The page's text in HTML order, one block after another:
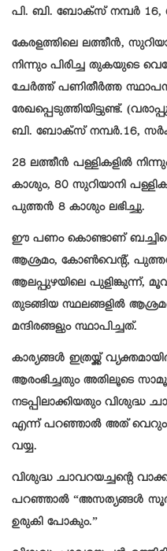
പി. ബി. ബോക്സ് നമ്പർ
കേരളത്തിലെ ലത്തീൻ,
നിന്നും പിരിച്ച തുകയുടെ
ചേർത്ത് പണിതീർത്ത
രേഖപ്പെടുത്തിയിട്ടുണ്ട്.
ബി. ബോക്സ് നമ്പർ.16,
28 ലത്തീൻ പള്ളികളിൽ
കാശും, 80 സുറിയാനി
പുത്തൻ 8 കാശും ലഭിച്ചു.
ഈ പണം കൊണ്ടാണ്
ആശ്രമം, കോൺവെന്റ്,
ആലപ്പുഴയിലെ പുളിങ്കുന്ന്,
തുടങ്ങിയ സ്ഥലങ്ങളിൽ
മന്ദിരങ്ങളും സ്ഥാപിച്ചത്.
കാര്യങ്ങൾ ഇത്രയ്ക്ക്
ആരംഭിച്ചതും അതിലൂടെ
നടപ്പിലാക്കിയതും
എന്ന് പറഞ്ഞാൽ അത് വെറും
വയ്യ.
വിശുദ്ധ ചാവറയച്ചന്റെ
പറഞ്ഞാൽ “അസത്യങ്ങൾ
ഉരുകി പോകും.”